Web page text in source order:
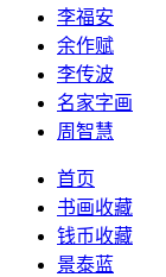
李福安
余作赋
李传波
名家字画
周智慧
首页
书画收藏
钱币收藏
景泰蓝